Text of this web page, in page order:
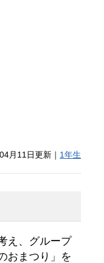
月11日更新｜ 1年生
え、グループ
おまつり」を